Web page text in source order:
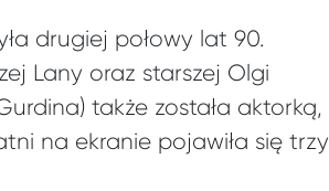
drugiej połowy lat 90.
Lany oraz starszej Olgi
także została aktorką,
na ekranie pojawiła się trzy